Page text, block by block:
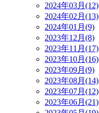
2024年03月(12)
2024年02月(13)
2024年01月(9)
2023年12月(8)
2023年11月(17)
2023年10月(16)
2023年09月(9)
2023年08月(14)
2023年07月(12)
2023年06月(21)